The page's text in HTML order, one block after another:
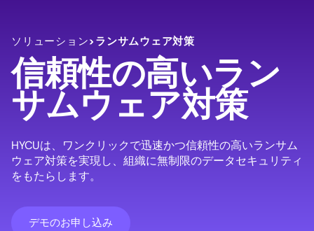
ソリューション> ランサムウェア対策
信頼性の高いラン
サムウェア対策
HYCUは、ワンクリックで迅速かつ信頼性の高いランサム
ウェア対策を実現し、組織に無制限のデータセキュリティ
をもたらします。
デモのお申し込み